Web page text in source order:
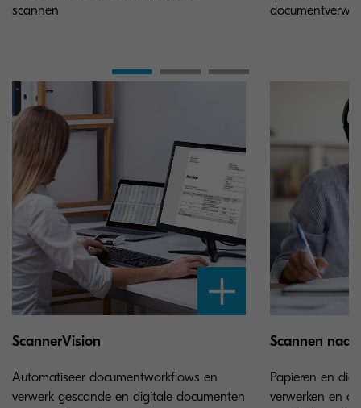
scannen
ScannerVision
Automatiseer documentworkflows en
verwerk gescande en digitale documenten
Scannen naar
Papieren en
verwerken en